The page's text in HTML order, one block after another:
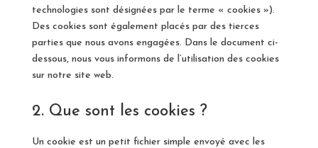
technologies sont désignées par le terme « cookies »).
Des cookies sont également placés par des tierces
parties que nous avons engagées. Dans le document ci-
dessous, nous vous informons de l’utilisation des cookies
sur notre site web.
2. Que sont les cookies ?
Un cookie est un petit fichier simple envoyé avec les